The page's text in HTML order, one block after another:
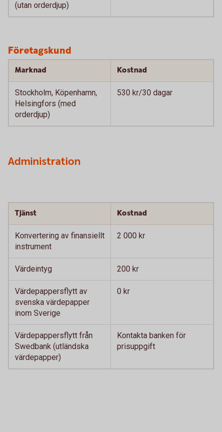
(utan orderdjup)
Företagskund
Marknad Kostnad
Stockholm, Köpenhamn,
Helsingfors (med
orderdjup)
530 kr/30 dagar
Administration
Tjänst Kostnad
Konvertering av finansiellt
instrument
2 000 kr
Värdeintyg 200 kr
Värdepappersflytt av
svenska värdepapper
inom Sverige
0 kr
Värdepappersflytt från
Swedbank (utländska
värdepapper)
Kontakta banken för
prisuppgift